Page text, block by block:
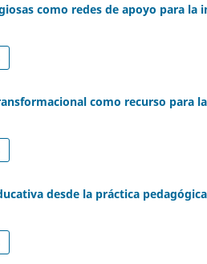
como redes de apoyo para la
como recurso para
desde la práctica pedagógica